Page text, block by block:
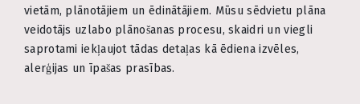
vietām, plānotājiem un ēdinātājiem. Mūsu sēdvietu plāna
veidotājs uzlabo plānošanas procesu, skaidri un viegli
saprotami iekļaujot tādas detaļas kā ēdiena izvēles,
alerģijas un īpašas prasības.